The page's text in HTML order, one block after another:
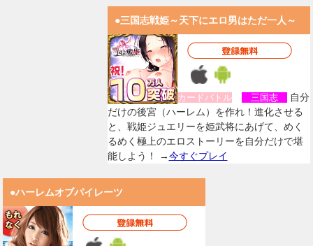
●三国志戦姫～天下にエロ男はただ一人～
カードバトル 三国志
自分
だけの後宮（ハーレム）を作れ！進化させる
と、戦姫ジュエリーを姫武将にあげて、めく
るめく極上のエロストーリーを自分だけで堪
能しよう！ →今すぐプレイ
●ハーレムオブパイレーツ